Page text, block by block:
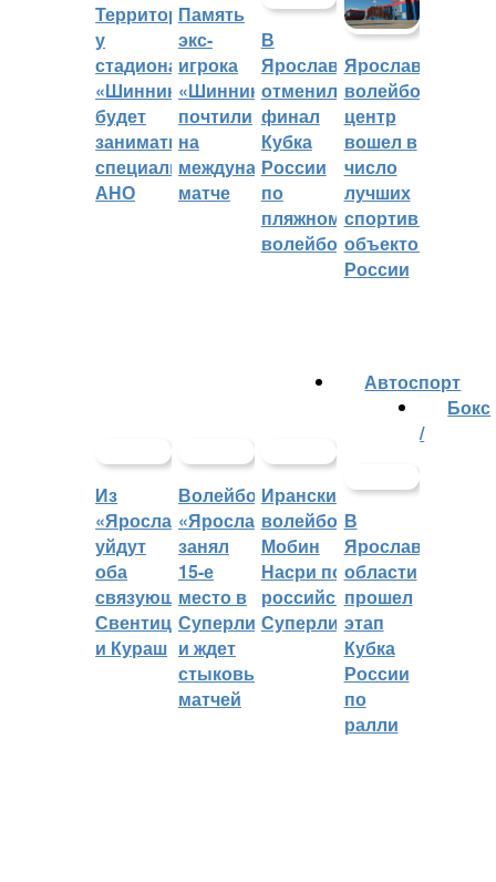
Территорией
у
стадиона
«Шинник»
будет
заниматься
специальное
АНО
Память
экс-
игрока
«Шинника»
почтили
на
международном
матче
В
Ярославле
отменили
финал
Кубка
России
по
пляжному
волейболу
Ярославский
волейбольный
центр
вошел в
число
лучших
спортивных
объектов
России
Из
«Ярославича»
уйдут
оба
связующих:
Свентицкис
и Кураш
Волейбольный
«Ярославич»
занял
15-е
место в
Суперлиге
и ждет
стыковых
матчей
Иранский
волейболист
Мобин
Насри покинет
российскую
Суперлигу
Автоспорт
В
Ярославской
области
прошел
этап
Кубка
России
по
ралли
Бокс
/